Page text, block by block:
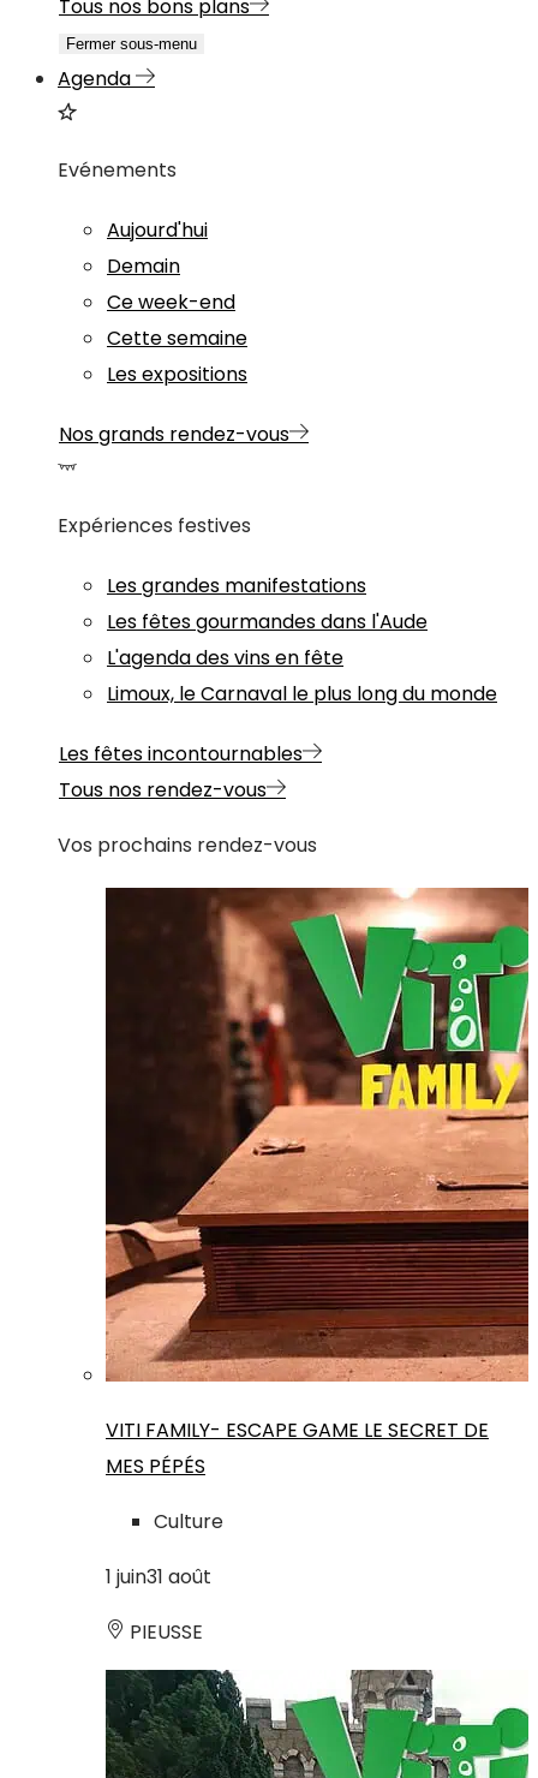
Tous nos bons plans
Fermer sous-menu
Agenda
Evénements
Aujourd'hui
Demain
Ce week-end
Cette semaine
Les expositions
Nos grands rendez-vous
Expériences festives
Les grandes manifestations
Les fêtes gourmandes dans l'Aude
L'agenda des vins en fête
Limoux, le Carnaval le plus long du monde
Les fêtes incontournables
Tous nos rendez-vous
Vos prochains rendez-vous
VITI FAMILY- ESCAPE GAME LE SECRET DE
MES PÉPÉS
Culture
1 juin31 août
PIEUSSE